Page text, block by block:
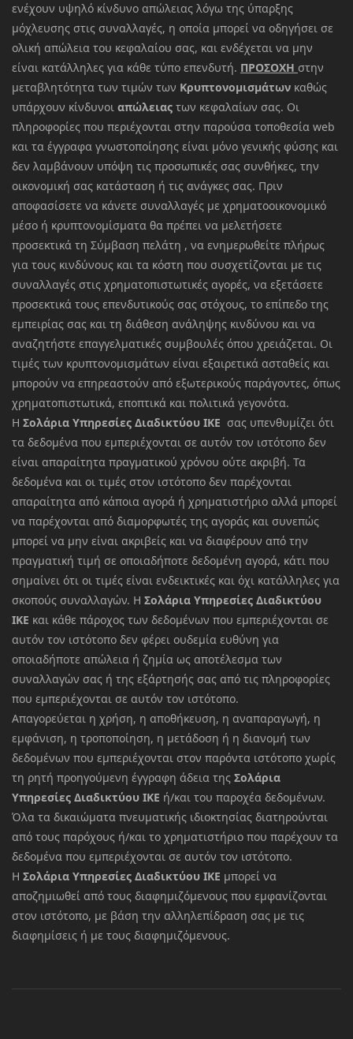
ενέχουν υψηλό κίνδυνο απώλειας λόγω της ύπαρξης
μόχλευσης στις συναλλαγές, η οποία μπορεί να οδηγήσει σε
ολική απώλεια του κεφαλαίου σας, και ενδέχεται να μην
είναι κατάλληλες για κάθε τύπο επενδυτή. ΠΡΟΣΟΧΗ στην
μεταβλητότητα των τιμών των Κρυπτονομισμάτων καθώς
υπάρχουν κίνδυνοι απώλειας των κεφαλαίων σας. Οι
πληροφορίες που περιέχονται στην παρούσα τοποθεσία web
και τα έγγραφα γνωστοποίησης είναι μόνο γενικής φύσης και
δεν λαμβάνουν υπόψη τις προσωπικές σας συνθήκες, την
οικονομική σας κατάσταση ή τις ανάγκες σας. Πριν
αποφασίσετε να κάνετε συναλλαγές με χρηματοοικονομικό
μέσο ή κρυπτονομίσματα θα πρέπει να μελετήσετε
προσεκτικά τη Σύμβαση πελάτη , να ενημερωθείτε πλήρως
για τους κινδύνους και τα κόστη που συσχετίζονται με τις
συναλλαγές στις χρηματοπιστωτικές αγορές, να εξετάσετε
προσεκτικά τους επενδυτικούς σας στόχους, το επίπεδο της
εμπειρίας σας και τη διάθεση ανάληψης κινδύνου και να
αναζητήστε επαγγελματικές συμβουλές όπου χρειάζεται. Οι
τιμές των κρυπτονομισμάτων είναι εξαιρετικά ασταθείς και
μπορούν να επηρεαστούν από εξωτερικούς παράγοντες, όπως
χρηματοπιστωτικά, εποπτικά και πολιτικά γεγονότα.
Η Σολάρια Υπηρεσίες Διαδικτύου ΙΚΕ σας υπενθυμίζει ότι
τα δεδομένα που εμπεριέχονται σε αυτόν τον ιστότοπο δεν
είναι απαραίτητα πραγματικού χρόνου ούτε ακριβή. Τα
δεδομένα και οι τιμές στον ιστότοπο δεν παρέχονται
απαραίτητα από κάποια αγορά ή χρηματιστήριο αλλά μπορεί
να παρέχονται από διαμορφωτές της αγοράς και συνεπώς
μπορεί να μην είναι ακριβείς και να διαφέρουν από την
πραγματική τιμή σε οποιαδήποτε δεδομένη αγορά, κάτι που
σημαίνει ότι οι τιμές είναι ενδεικτικές και όχι κατάλληλες για
σκοπούς συναλλαγών. Η Σολάρια Υπηρεσίες Διαδικτύου
ΙΚΕ και κάθε πάροχος των δεδομένων που εμπεριέχονται σε
αυτόν τον ιστότοπο δεν φέρει ουδεμία ευθύνη για
οποιαδήποτε απώλεια ή ζημία ως αποτέλεσμα των
συναλλαγών σας ή της εξάρτησής σας από τις πληροφορίες
που εμπεριέχονται σε αυτόν τον ιστότοπο.
Απαγορεύεται η χρήση, η αποθήκευση, η αναπαραγωγή, η
εμφάνιση, η τροποποίηση, η μετάδοση ή η διανομή των
δεδομένων που εμπεριέχονται στον παρόντα ιστότοπο χωρίς
τη ρητή προηγούμενη έγγραφη άδεια της Σολάρια
Υπηρεσίες Διαδικτύου ΙΚΕ ή/και του παροχέα δεδομένων.
Όλα τα δικαιώματα πνευματικής ιδιοκτησίας διατηρούνται
από τους παρόχους ή/και το χρηματιστήριο που παρέχουν τα
δεδομένα που εμπεριέχονται σε αυτόν τον ιστότοπο.
Η Σολάρια Υπηρεσίες Διαδικτύου ΙΚΕ μπορεί να
αποζημιωθεί από τους διαφημιζόμενους που εμφανίζονται
στον ιστότοπο, με βάση την αλληλεπίδραση σας με τις
διαφημίσεις ή με τους διαφημιζόμενους.